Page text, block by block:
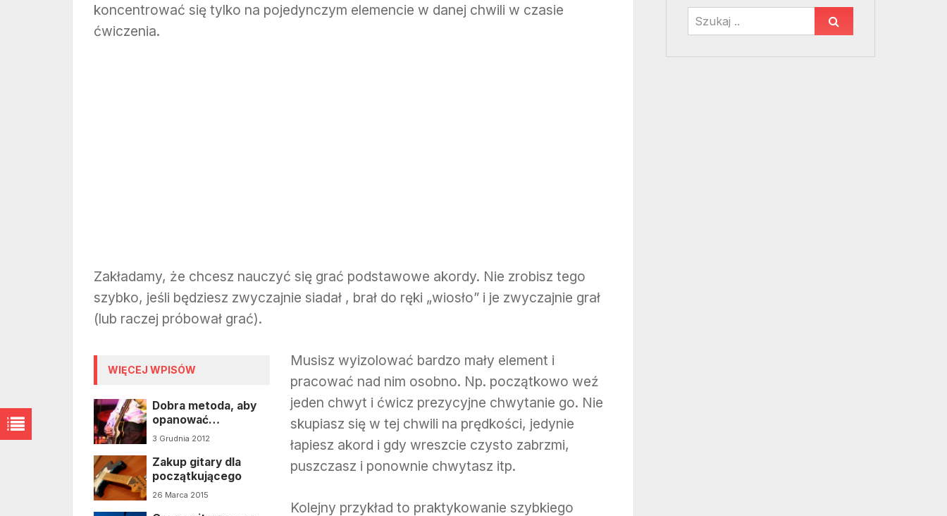
koncentrować się tylko na pojedynczym elemencie w danej chwili w czasie
ćwiczenia.
Zakładamy, że chcesz nauczyć się grać podstawowe akordy. Nie zrobisz tego
szybko, jeśli będziesz zwyczajnie siadał , brał do ręki „wiosło” i je zwyczajnie grał
(lub raczej próbował grać).
WIĘCEJ WPISÓW
Dobra metoda, aby
opanować
podstawowe chwyty
3 Grudnia 2012
Zakup gitary dla
początkującego
26 Marca 2015
Musisz wyizolować bardzo mały element i
pracować nad nim osobno. Np. początkowo weź
jeden chwyt i ćwicz prezycyjne chwytanie go. Nie
skupiasz się w tej chwili na prędkości, jedynie
łapiesz akord i gdy wreszcie czysto zabrzmi,
puszczasz i ponownie chwytasz itp.
Kolejny przykład to praktykowanie szybkiego